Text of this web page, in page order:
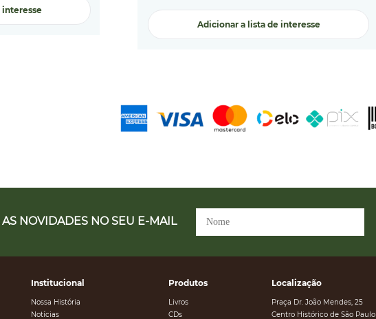
interesse
Adicionar a lista de interesse
NOVIDADES NO SEU E-MAIL
Institucional
Nossa História
Notícias
Produtos
Livros
CDs
Localização
Praça Dr. João Mendes, 25
Centro Histórico de São Paulo